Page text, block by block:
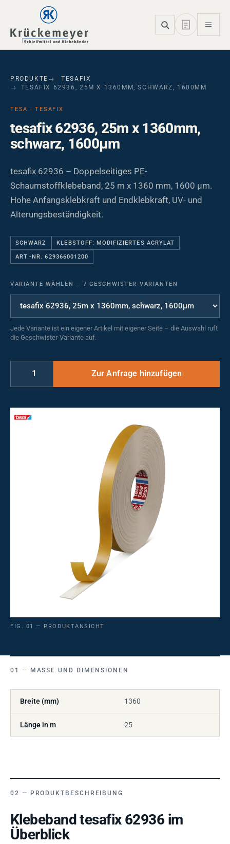
Skip to main navigation
Skip to main content
Skip to page footer
PRODUKTE
TESAFIX
TESAFIX 62936, 25M X 1360MM, SCHWARZ, 1600ΜM
TESA · TESAFIX
tesafix 62936, 25m x 1360mm,
schwarz, 1600µm
tesafix 62936 – Doppelseitiges PE-
Schaumstoffklebeband, 25 m x 1360 mm, 1600 µm.
Hohe Anfangsklebkraft und Endklebkraft, UV- und
Alterungsbeständigkeit.
SCHWARZ KLEBSTOFF: MODIFIZIERTES ACRYLAT
ART.-NR. 629366001200
VARIANTE WÄHLEN — 7 GESCHWISTER-VARIANTEN
Jede Variante ist ein eigener Artikel mit eigener Seite – die Auswahl ruft
die Geschwister-Variante auf.
FIG. 01 — PRODUKTANSICHT
MASSE UND DIMENSIONEN
Breite (mm) 1360
Länge in m 25
PRODUKTBESCHREIBUNG
Klebeband tesafix 62936 im
Überblick